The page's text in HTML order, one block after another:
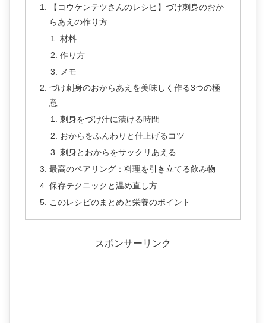
【コウケンテツさんのレシピ】づけ刺身のおか
らあえの作り方
材料
作り方
メモ
づけ刺身のおからあえを美味しく作る3つの極
意
刺身をづけ汁に漬ける時間
おからをふんわりと仕上げるコツ
刺身とおからをサックリあえる
最高のペアリング：料理を引き立てる飲み物
保存テクニックと温め直し方
このレシピのまとめと栄養のポイント
スポンサーリンク